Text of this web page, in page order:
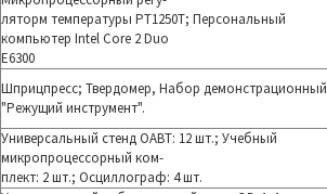
ляторм температуры РТ1250Т; Персональный
компьютер Intel Core 2 Duo
E6300
Шприцпресс; Твердомер, Набор демонстрационный
"Режущий инструмент".
Универсальный стенд ОАВТ: 12 шт.; Учебный
микропроцессорный ком-
плект: 2 шт.; Осциллограф: 4 шт.